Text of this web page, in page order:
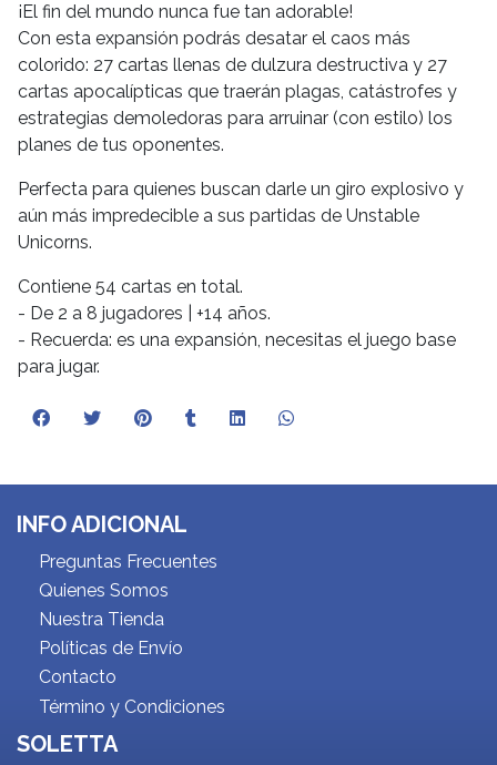
¡El fin del mundo nunca fue tan adorable!
Con esta expansión podrás desatar el caos más
colorido: 27 cartas llenas de dulzura destructiva y 27
cartas apocalípticas que traerán plagas, catástrofes y
estrategias demoledoras para arruinar (con estilo) los
planes de tus oponentes.
Perfecta para quienes buscan darle un giro explosivo y
aún más impredecible a sus partidas de Unstable
Unicorns.
Contiene 54 cartas en total.
- De 2 a 8 jugadores | +14 años.
- Recuerda: es una expansión, necesitas el juego base
para jugar.
INFO ADICIONAL
Preguntas Frecuentes
Quienes Somos
Nuestra Tienda
Políticas de Envío
Contacto
Término y Condiciones
SOLETTA